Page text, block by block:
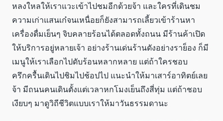
หลงใหลให้เราแวะเข้าไปชมอีกด้วยจ้า และใครที่เดินชม
ความเก่าแสนเก๋จนเหนื่อยก็ยังสามารถเลี้ยวเข้าร้านหา
เครื่องดื่มเย็นๆ จิบคลายร้อนได้ตลอดทั้งถนน มีร้านค้าเปิด
ให้บริการอยู่หลายเจ้า อย่างร้านเด่นร้านดังอย่างราย็อง ก็มี
เมนูให้เราเลือกไปดับร้อนหลากหลาย แต่ถ้าใครชอบ
ครึกครื้นเดินไปชิมไปช้อปไป แนะนำให้มาเสาร์อาทิตย์เลย
จ้า มีถนนคนเดินตั้งแต่เวลาหกโมงเย็นถึงสี่ทุ่ม แต่ถ้าชอบ
เงียบๆ มาดูวิถีชีวิตแบบเราให้มาวันธรรมดานะ